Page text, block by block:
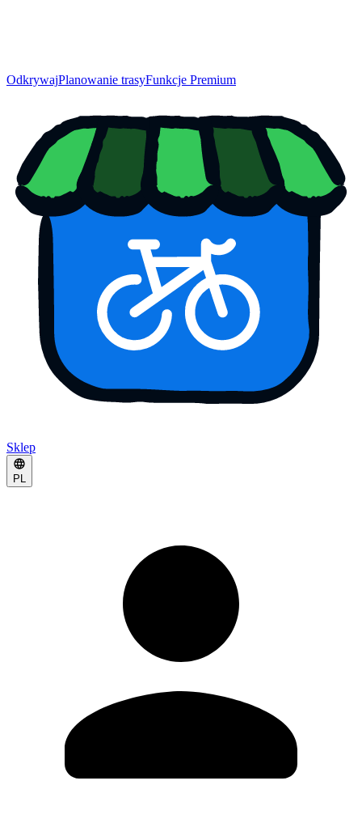
OdkrywajPlanowanie trasyFunkcje Premium
Sklep
PL